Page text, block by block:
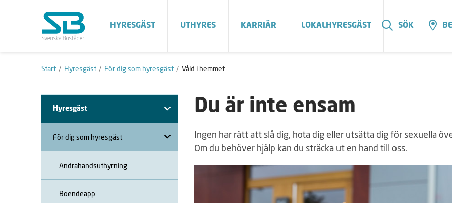
HYRESGÄST UTHYRES KARRIÄR LOKALHYRESGÄST SÖK
Start Hyresgäst För dig som hyresgäst Våld i hemmet
Hyresgäst
För dig som hyresgäst
Andrahandsuthyrning
Boendeapp
Du är inte ensam
Ingen har rätt att slå dig, hota dig eller utsätta dig för sexuella
Om du behöver hjälp kan du sträcka ut en hand till oss.